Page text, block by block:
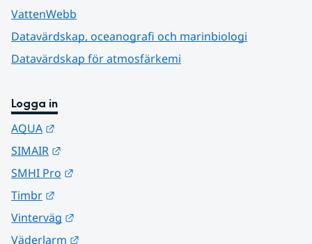
VattenWebb
Datavärdskap, oceanografi och marinbiologi
Datavärdskap för atmosfärkemi
Logga in
AQUA
SIMAIR
SMHI Pro
Timbr
Vinterväg
Väderlarm